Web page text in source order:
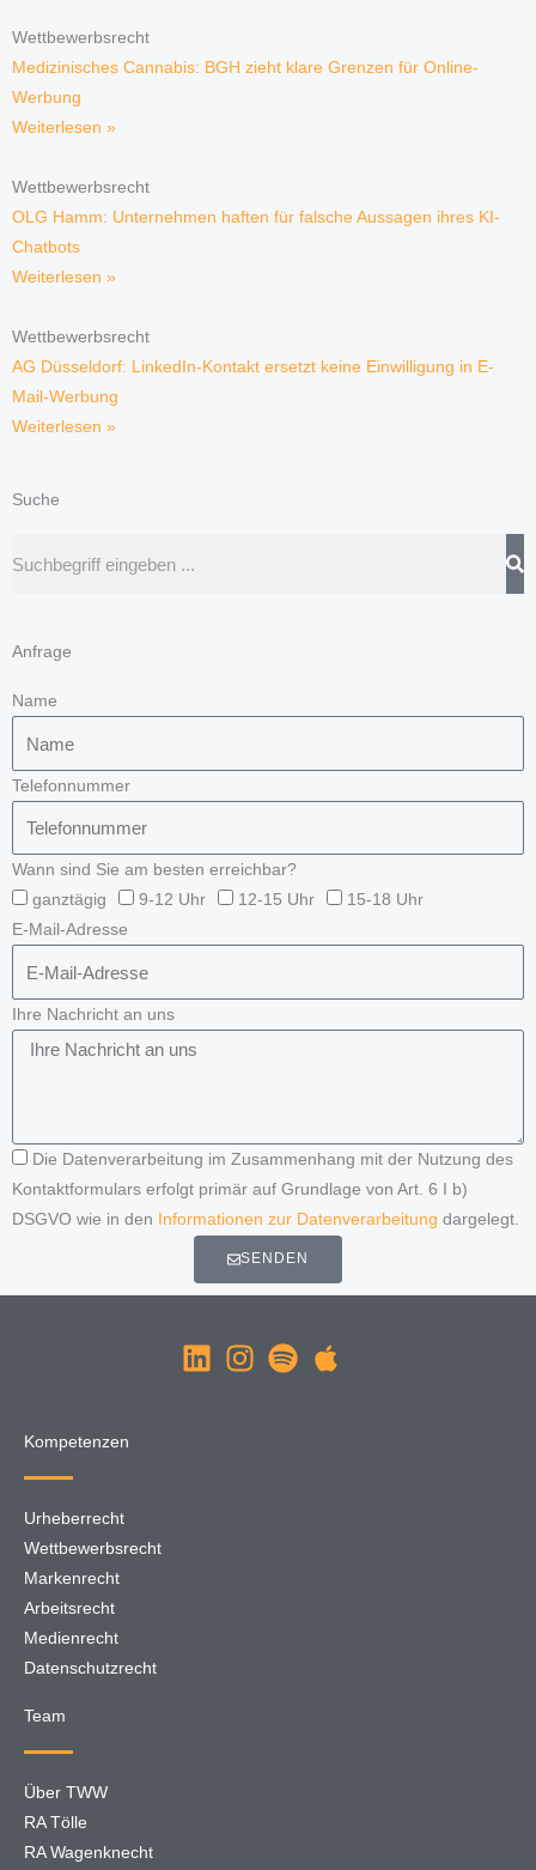
Wettbewerbsrecht
Medizinisches Cannabis: BGH zieht klare Grenzen für Online-
Werbung
Weiterlesen »
Wettbewerbsrecht
OLG Hamm: Unternehmen haften für falsche Aussagen ihres KI-
Chatbots
Weiterlesen »
Wettbewerbsrecht
AG Düsseldorf: LinkedIn-Kontakt ersetzt keine Einwilligung in E-
Mail-Werbung
Weiterlesen »
Suche
Anfrage
Name
Telefonnummer
Wann sind Sie am besten erreichbar?
ganztägig
9-12 Uhr 12-15 Uhr
15-18 Uhr
E-Mail-Adresse
Ihre Nachricht an uns
Die Datenverarbeitung im Zusammenhang mit der Nutzung des
Kontaktformulars erfolgt primär auf Grundlage von Art. 6 I b)
DSGVO wie in den
Informationen zur Datenverarbeitung dargelegt.
SENDEN
Kompetenzen
Urheberrecht
Wettbewerbsrecht
Markenrecht
Arbeitsrecht
Medienrecht
Datenschutzrecht
Team
Über TWW
RA Tölle
RA Wagenknecht